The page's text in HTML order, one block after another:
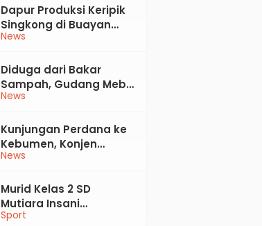
Kebumen
News
Dapur Produksi Keripik
Singkong di Buayan
Terbakar, Kerugian
News
Diduga dari Bakar
Sampah, Gudang Mebel
di Petanahan Hangus
News
Kunjungan Perdana ke
Kebumen, Konjen
Australia Temui Bupati
Sport
Murid Kelas 2 SD
Mutiara Insani
Muhammadiyah